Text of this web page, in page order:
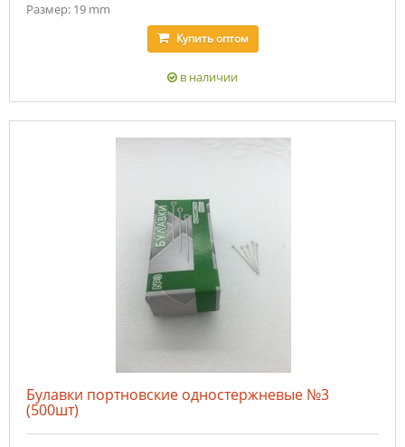
Размер: 19 mm
Купитьоптом
в наличии
Булавки портновские одностержневые №3
(500шт)